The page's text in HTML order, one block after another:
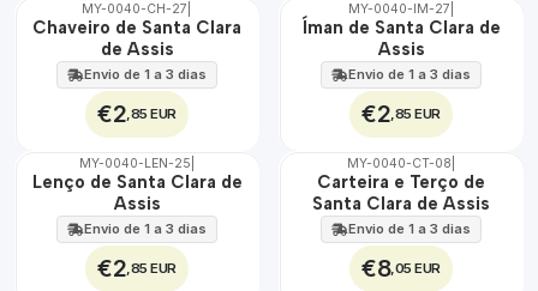
🇵🇹
MY-0040-CH-27
Chaveiro de Santa Clara
de Assis
Envio de 1 a 3 dias
€2 ,85 EUR
🇵🇹
MY-0040-IM-27
Íman de Santa Clara de
Assis
Envio de 1 a 3 dias
€2 ,85 EUR
🇵🇹
100%
MY-0040-LEN-25
Lenço de Santa Clara de
Assis
Envio de 1 a 3 dias
€2 ,85 EUR
🇵🇹
100%
MY-0040-CT-08
Carteira e Terço de
Santa Clara de Assis
Envio de 1 a 3 dias
€8,05 EUR